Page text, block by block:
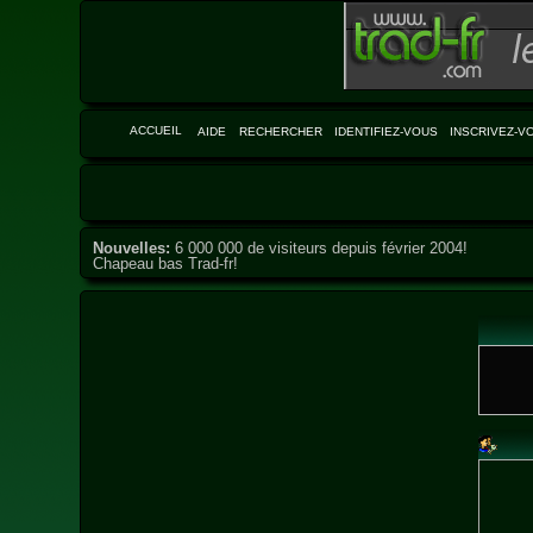
ACCUEIL AIDE RECHERCHER IDENTIFIEZ-VOUS INSCRIVEZ-
Nouvelles: 6 000 000 de visiteurs depuis février 2004!
Chapeau bas Trad-fr!